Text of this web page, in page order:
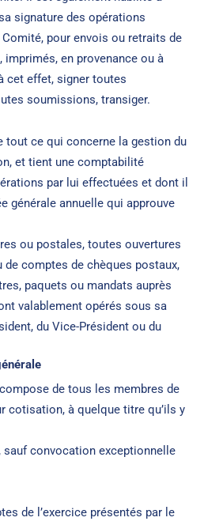
signature des opérations
pour envois ou retraits de
en provenance ou à
cet effet, signer toutes
soumissions, transiger.
tout ce qui concerne la gestion du
et tient une comptabilité
par lui effectuées et dont il
générale annuelle qui approuve
ou postales, toutes ouvertures
de comptes de chèques postaux,
paquets ou mandats auprès
valablement opérés sous sa
du Vice-Président ou du
de tous les membres de
cotisation, à quelque titre qu’ils y
sauf convocation exceptionnelle
de l’exercice présentés par le